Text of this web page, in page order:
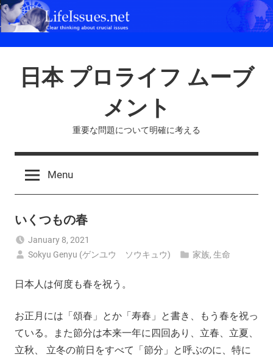
Skip
to
日本 プロライフ ムーブ
メント
重要な問題について明確に考える
Menu
いくつもの春
January 8, 2021
Sokyu Genyu (ゲンユウ ソウキュウ)
家族,生命
日本人は何度も春を祝う。
お正月には「頌春」とか「寿春」と書き、もう春を祝っ
ている。また節分は本来一年に四回あり、立春、立夏、
立秋、 立冬の前日をすべて「節分」と呼ぶのに、特に